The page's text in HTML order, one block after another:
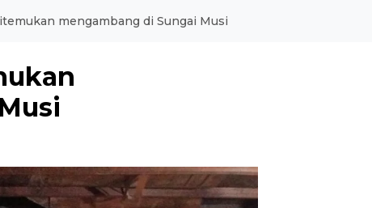
mengambang di Sungai Musi